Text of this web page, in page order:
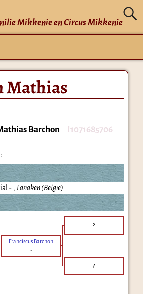
Mikkenie en Circus Mikkenie
Mathias
Barchon I1071685706
- ; Lanaken (België)
?
Franciscus Barchon
-
?